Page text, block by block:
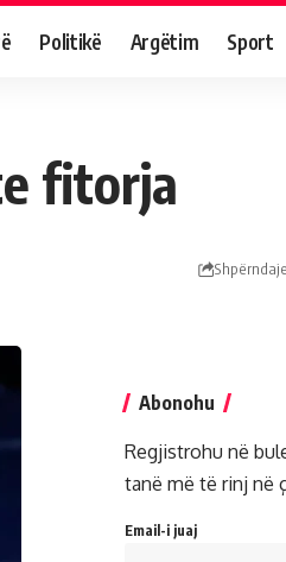
Politikë Argëtim Sport
fitorja
Shpërndaje
Abonohu
Regjistrohu në
tanë më të rinj në
Email-i juaj